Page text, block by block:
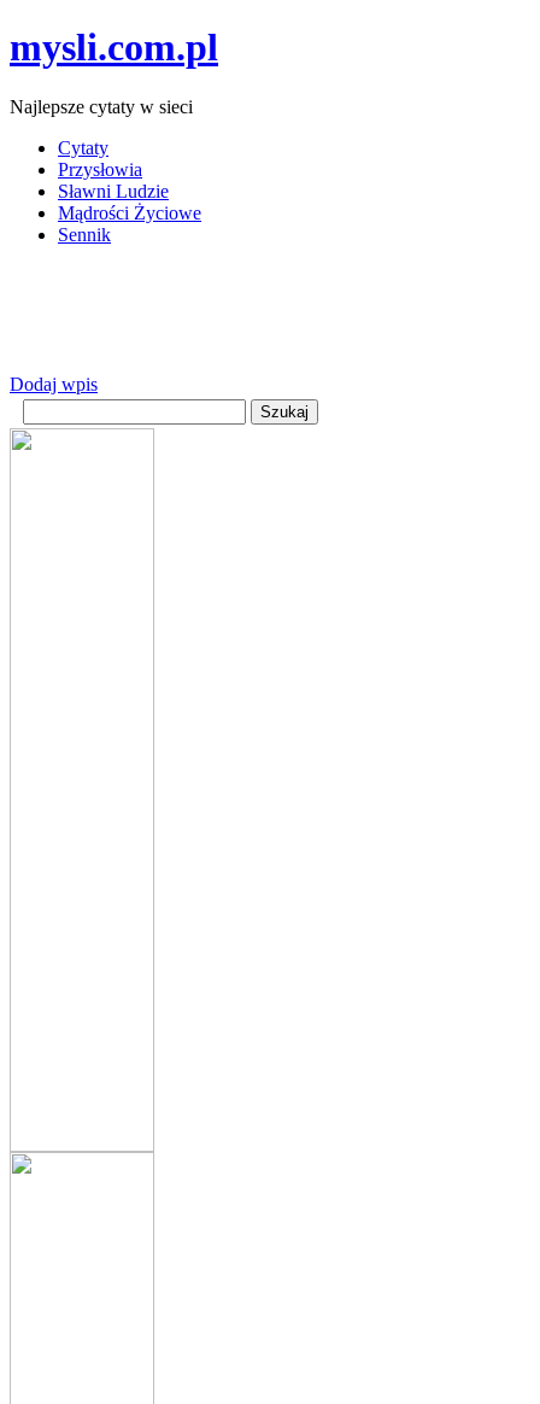
mysli.com.pl
Najlepsze cytaty w sieci
Cytaty
Przysłowia
Sławni Ludzie
Mądrości Życiowe
Sennik
Dodaj wpis